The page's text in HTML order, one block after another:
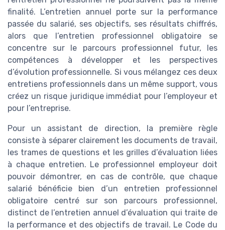
finalité. L’entretien annuel porte sur la performance
passée du salarié, ses objectifs, ses résultats chiffrés,
alors que l’entretien professionnel obligatoire se
concentre sur le parcours professionnel futur, les
compétences à développer et les perspectives
d’évolution professionnelle. Si vous mélangez ces deux
entretiens professionnels dans un même support, vous
créez un risque juridique immédiat pour l’employeur et
pour l’entreprise.
Pour un assistant de direction, la première règle
consiste à séparer clairement les documents de travail,
les trames de questions et les grilles d’évaluation liées
à chaque entretien. Le professionnel employeur doit
pouvoir démontrer, en cas de contrôle, que chaque
salarié bénéficie bien d’un entretien professionnel
obligatoire centré sur son parcours professionnel,
distinct de l’entretien annuel d’évaluation qui traite de
la performance et des objectifs de travail. Le Code du